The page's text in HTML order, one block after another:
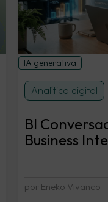
IA generativa
Analítica digital
BI
Business
por Eneko Vivanco